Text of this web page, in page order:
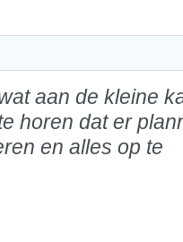
aan de kleine
horen dat er
en alles op te